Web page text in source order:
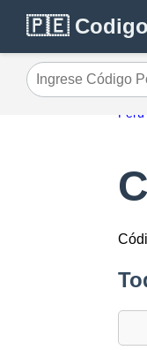
🇵🇪
Ingrese Código
Perú